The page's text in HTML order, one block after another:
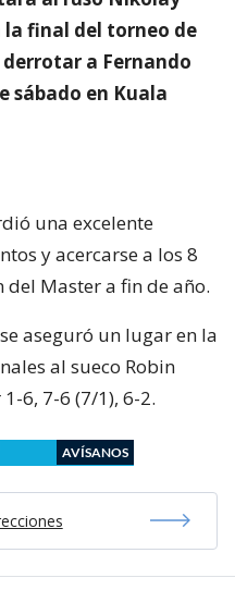
la final del torneo de
a Fernando
sábado en Kuala
una excelente
y acercarse a los 8
Master a fin de año.
aseguró un lugar en la
al sueco Robin
6, 7-6 (7/1), 6-2.
AVÍSANOS